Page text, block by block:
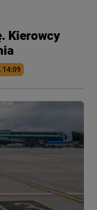
Kierowcy
14:09